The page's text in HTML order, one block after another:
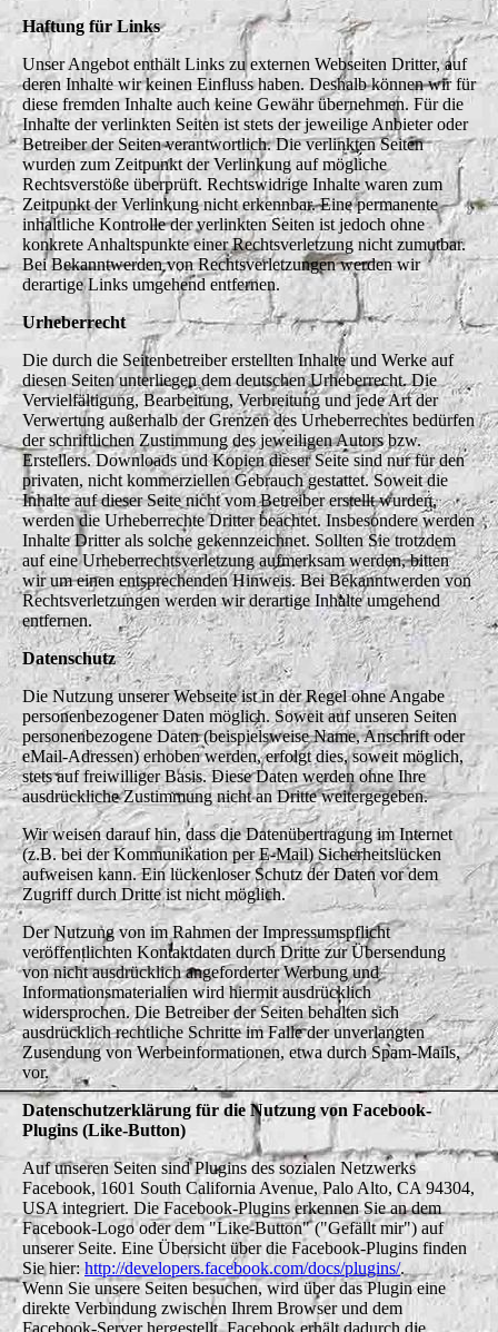
Haftung für Links
Unser Angebot enthält Links zu externen Webseiten Dritter, auf
deren Inhalte wir keinen Einfluss haben. Deshalb können wir für
diese fremden Inhalte auch keine Gewähr übernehmen. Für die
Inhalte der verlinkten Seiten ist stets der jeweilige Anbieter oder
Betreiber der Seiten verantwortlich. Die verlinkten Seiten
wurden zum Zeitpunkt der Verlinkung auf mögliche
Rechtsverstöße überprüft. Rechtswidrige Inhalte waren zum
Zeitpunkt der Verlinkung nicht erkennbar. Eine permanente
inhaltliche Kontrolle der verlinkten Seiten ist jedoch ohne
konkrete Anhaltspunkte einer Rechtsverletzung nicht zumutbar.
Bei Bekanntwerden von Rechtsverletzungen werden wir
derartige Links umgehend entfernen.
Urheberrecht
Die durch die Seitenbetreiber erstellten Inhalte und Werke auf
diesen Seiten unterliegen dem deutschen Urheberrecht. Die
Vervielfältigung, Bearbeitung, Verbreitung und jede Art der
Verwertung außerhalb der Grenzen des Urheberrechtes bedürfen
der schriftlichen Zustimmung des jeweiligen Autors bzw.
Erstellers. Downloads und Kopien dieser Seite sind nur für den
privaten, nicht kommerziellen Gebrauch gestattet. Soweit die
Inhalte auf dieser Seite nicht vom Betreiber erstellt wurden,
werden die Urheberrechte Dritter beachtet. Insbesondere werden
Inhalte Dritter als solche gekennzeichnet. Sollten Sie trotzdem
auf eine Urheberrechtsverletzung aufmerksam werden, bitten
wir um einen entsprechenden Hinweis. Bei Bekanntwerden von
Rechtsverletzungen werden wir derartige Inhalte umgehend
entfernen.
Datenschutz
Die Nutzung unserer Webseite ist in der Regel ohne Angabe
personenbezogener Daten möglich. Soweit auf unseren Seiten
personenbezogene Daten (beispielsweise Name, Anschrift oder
eMail-Adressen) erhoben werden, erfolgt dies, soweit möglich,
stets auf freiwilliger Basis. Diese Daten werden ohne Ihre
ausdrückliche Zustimmung nicht an Dritte weitergegeben.
Wir weisen darauf hin, dass die Datenübertragung im Internet
(z.B. bei der Kommunikation per E-Mail) Sicherheitslücken
aufweisen kann. Ein lückenloser Schutz der Daten vor dem
Zugriff durch Dritte ist nicht möglich.
Der Nutzung von im Rahmen der Impressumspflicht
veröffentlichten Kontaktdaten durch Dritte zur Übersendung
von nicht ausdrücklich angeforderter Werbung und
Informationsmaterialien wird hiermit ausdrücklich
widersprochen. Die Betreiber der Seiten behalten sich
ausdrücklich rechtliche Schritte im Falle der unverlangten
Zusendung von Werbeinformationen, etwa durch Spam-Mails,
vor.
Datenschutzerklärung für die Nutzung von Facebook-
Plugins (Like-Button)
Auf unseren Seiten sind Plugins des sozialen Netzwerks
Facebook, 1601 South California Avenue, Palo Alto, CA 94304,
USA integriert. Die Facebook-Plugins erkennen Sie an dem
Facebook-Logo oder dem "Like-Button" ("Gefällt mir") auf
unserer Seite. Eine Übersicht über die Facebook-Plugins finden
Sie hier: http://developers.facebook.com/docs/plugins/.
Wenn Sie unsere Seiten besuchen, wird über das Plugin eine
direkte Verbindung zwischen Ihrem Browser und dem